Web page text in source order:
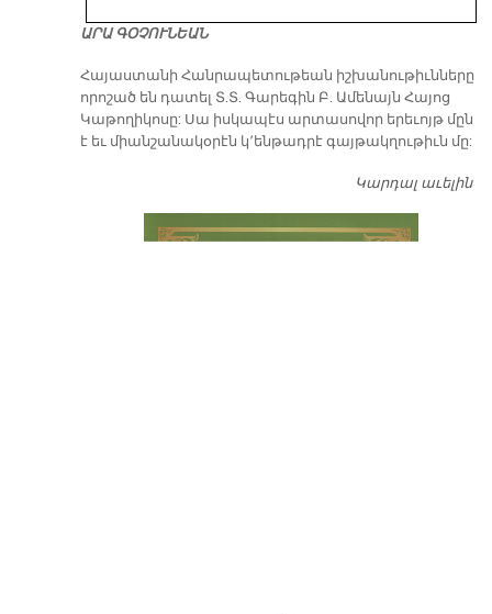
ԱՐԱ ԳՕՉՈՒՆԵԱՆ
​Հայաստանի Հանրապետութեան իշխանութիւնները
որոշած են դատել Տ.Տ. Գարեգին Բ. Ամենայն Հայոց
Կաթողիկոսը: Սա իսկապէս արտասովոր երեւոյթ մըն
է եւ միանշանակօրէն կ՚ենթադրէ գայթակղութիւն մը:
Կարդալ աւելին